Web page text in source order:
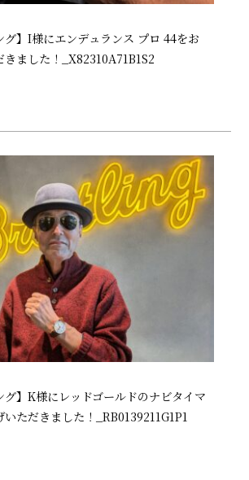
グ】I様にエンデュランス プロ 44をお
きました！_X82310A71B1S2
グ】K様にレッドゴールドのナビタイマ
ただきました！_RB0139211G1P1